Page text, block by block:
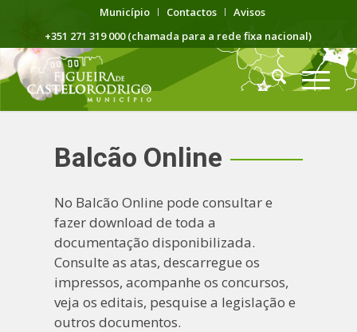
Município Contactos
Avisos
+351 271 319 000 (chamada para a rede fixa nacional)
Balcão Online
No Balcão Online pode consultar e
fazer download de toda a
documentação disponibilizada.
Consulte as atas, descarregue os
impressos, acompanhe os concursos,
veja os editais, pesquise a legislação e
outros documentos.